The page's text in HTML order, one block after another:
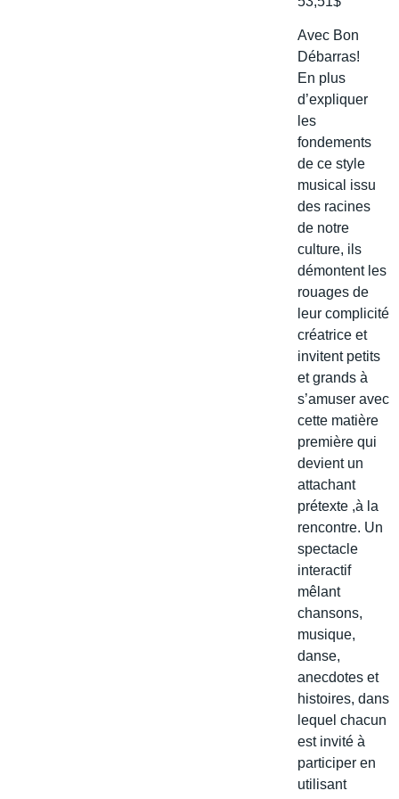
Avec Bon
Débarras!
En plus
d’expliquer
les
fondements
de ce style
musical issu
des racines
de notre
culture, ils
démontent les
rouages de
leur complicité
créatrice et
invitent petits
et grands à
s’amuser avec
cette matière
première qui
devient un
attachant
prétexte ,à la
rencontre. Un
spectacle
interactif
mêlant
chansons,
musique,
danse,
anecdotes et
histoires, dans
lequel chacun
est invité à
participer en
utilisant